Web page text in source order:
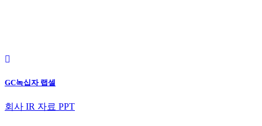
GC녹십자 랩셀
회사 IR 자료 PPT